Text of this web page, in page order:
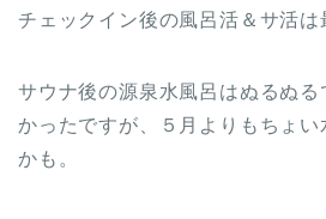
チェックイン後の風呂活＆サ活は
サウナ後の源泉水風呂はぬるぬる
かったですが、５月よりもちょい
かも。